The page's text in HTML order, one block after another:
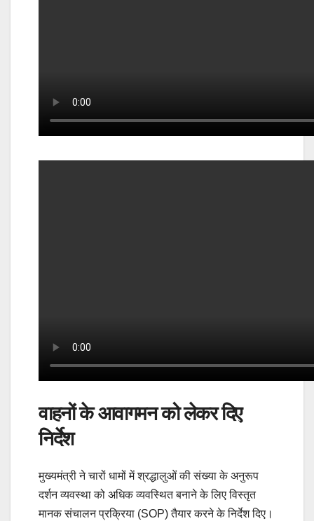
वाहनों के आवागमन को लेकर दिए
निर्देश
मुख्यमंत्री ने चारों धामों में श्रद्धालुओं की संख्या के अनुरूप
दर्शन व्यवस्था को अधिक व्यवस्थित बनाने के लिए विस्तृत
मानक संचालन प्रक्रिया (SOP) तैयार करने के निर्देश दिए।